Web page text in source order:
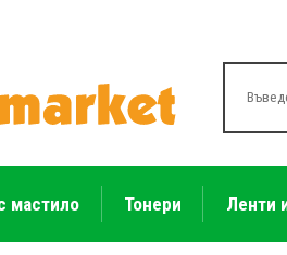
мастило Тонери Ленти